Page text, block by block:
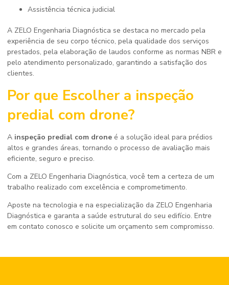
Assistência técnica judicial
A ZELO Engenharia Diagnóstica se destaca no mercado pela
experiência de seu corpo técnico, pela qualidade dos serviços
prestados, pela elaboração de laudos conforme as normas NBR e
pelo atendimento personalizado, garantindo a satisfação dos
clientes.
Por que Escolher a inspeção
predial com drone?
A inspeção predial com drone é a solução ideal para prédios
altos e grandes áreas, tornando o processo de avaliação mais
eficiente, seguro e preciso.
Com a ZELO Engenharia Diagnóstica, você tem a certeza de um
trabalho realizado com excelência e comprometimento.
Aposte na tecnologia e na especialização da ZELO Engenharia
Diagnóstica e garanta a saúde estrutural do seu edifício. Entre
em contato conosco e solicite um orçamento sem compromisso.